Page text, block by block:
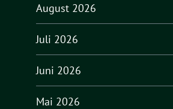
August 2026
Juli 2026
Juni 2026
Mai 2026